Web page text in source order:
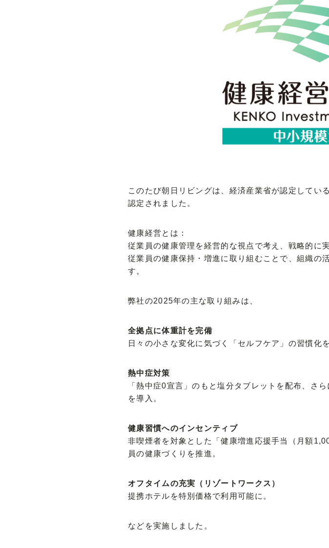
このたび朝日リビングは、経済産業省が認定してい
認定されました。
健康経営とは：
従業員の健康管理を経営的な視点で考え、戦略的に
従業員の健康保持・増進に取り組むことで、組織の
す。
弊社の2025年の主な取り組みは、
全拠点に体重計を完備
日々の小さな変化に気づく「セルフケア」の習慣化を
熱中症対策
「熱中症0宣言」のもと塩分タブレットを配布、さ
を導入。
健康習慣へのインセンティブ
非喫煙者を対象とした「健康増進応援手当（月額
員の健康づくりを推進。
オフタイムの充実（リゾートワークス）
提携ホテルを特別価格で利用可能に。
などを実施しました。